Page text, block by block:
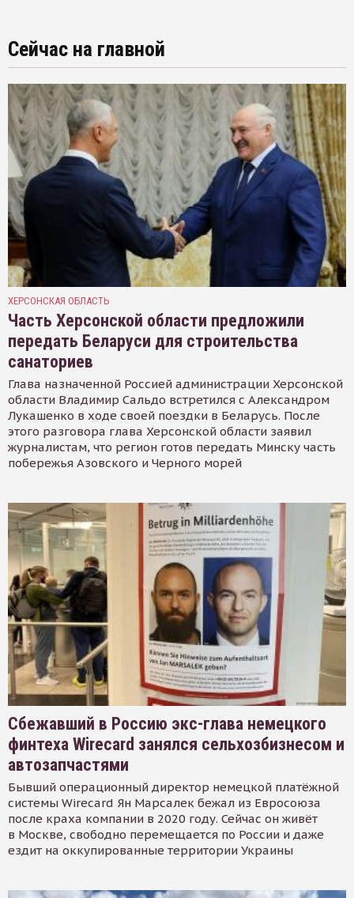
Сейчас на главной
ХЕРСОНСКАЯ ОБЛАСТЬ
Часть Херсонской области предложили
передать Беларуси для строительства
санаториев
Глава назначенной Россией администрации Херсонской
области Владимир Сальдо встретился с Александром
Лукашенко в ходе своей поездки в Беларусь. После
этого разговора глава Херсонской области заявил
журналистам, что регион готов передать Минску часть
побережья Азовского и Черного морей
Сбежавший в Россию экс-глава немецкого
финтеха Wirecard занялся сельхозбизнесом и
автозапчастями
Бывший операционный директор немецкой платёжной
системы Wirecard Ян Марсалек бежал из Евросоюза
после краха компании в 2020 году. Сейчас он живёт
в Москве, свободно перемещается по России и даже
ездит на оккупированные территории Украины